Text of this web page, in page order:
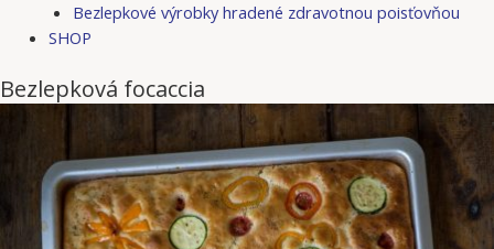
Bezlepkové výrobky hradené zdravotnou poisťovňou
SHOP
Bezlepková focaccia